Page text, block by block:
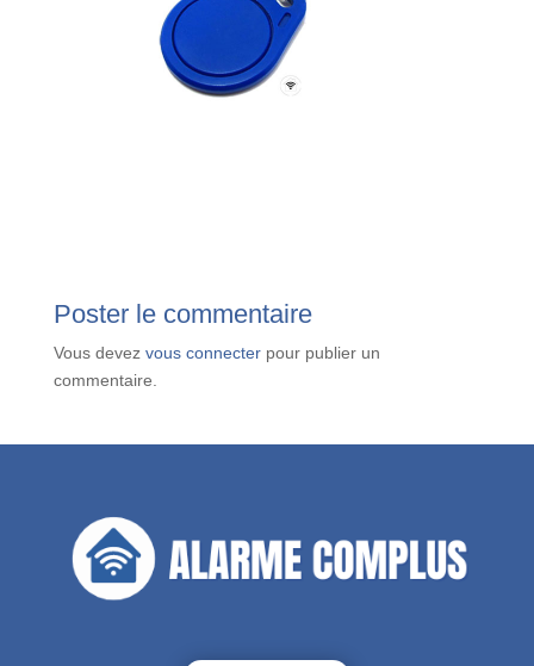
Poster le commentaire
Vous devez vous connecterpour publier un
commentaire.